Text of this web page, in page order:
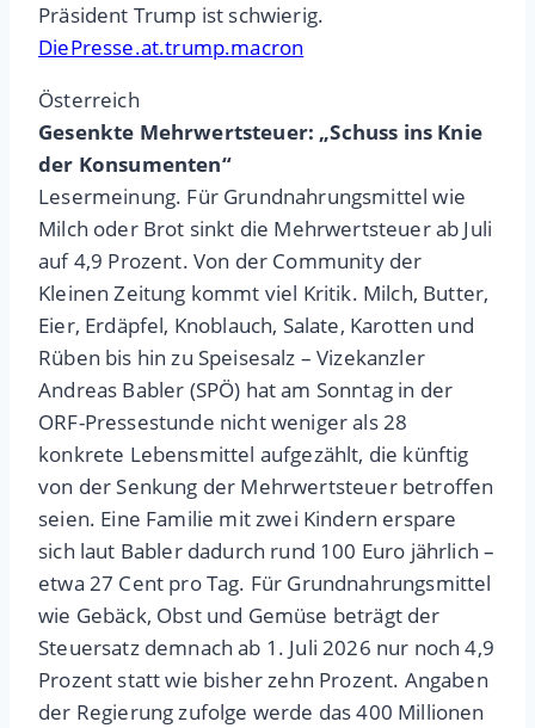
Präsident Trump ist schwierig.
DiePresse.at.trump.macron
Österreich
Gesenkte Mehrwertsteuer: „Schuss ins Knie
der Konsumenten“
Lesermeinung. Für Grundnahrungsmittel wie
Milch oder Brot sinkt die Mehrwertsteuer ab Juli
auf 4,9 Prozent. Von der Community der
Kleinen Zeitung kommt viel Kritik. Milch, Butter,
Eier, Erdäpfel, Knoblauch, Salate, Karotten und
Rüben bis hin zu Speisesalz – Vizekanzler
Andreas Babler (SPÖ) hat am Sonntag in der
ORF-Pressestunde nicht weniger als 28
konkrete Lebensmittel aufgezählt, die künftig
von der Senkung der Mehrwertsteuer betroffen
seien. Eine Familie mit zwei Kindern erspare
sich laut Babler dadurch rund 100 Euro jährlich –
etwa 27 Cent pro Tag. Für Grundnahrungsmittel
wie Gebäck, Obst und Gemüse beträgt der
Steuersatz demnach ab 1. Juli 2026 nur noch 4,9
Prozent statt wie bisher zehn Prozent. Angaben
der Regierung zufolge werde das 400 Millionen